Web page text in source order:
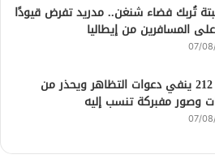
تُربك فضاء شنغن.. مدريد تفرض قيودًا
المسافرين من إيطاليا
07/
جيل زد 212 ينفي دعوات التظاهر ويحذر من
وصور مفبركة تنسب إليه
07/